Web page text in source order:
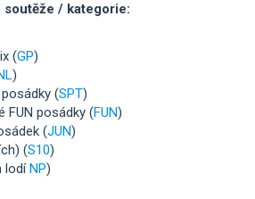
soutěže / kategorie:
(GP)
)
(SPT)
FUN posádky (FUN)
(JUN)
(S10)
lodíNP)